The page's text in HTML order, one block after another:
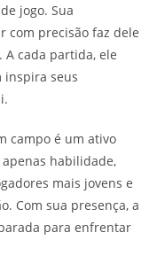
jogo. Sua
com precisão faz dele
cada partida, ele
inspira seus
campo é um ativo
habilidade,
mais jovens e
Com sua presença, a
para enfrentar